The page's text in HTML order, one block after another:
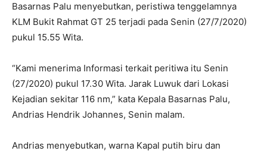
Basarnas Palu menyebutkan, peristiwa tenggelamnya
KLM Bukit Rahmat GT 25 terjadi pada Senin (27/7/2020)
pukul 15.55 Wita.
“Kami menerima Informasi terkait peritiwa itu Senin
(27/2020) pukul 17.30 Wita. Jarak Luwuk dari Lokasi
Kejadian sekitar 116 nm,” kata Kepala Basarnas Palu,
Andrias Hendrik Johannes, Senin malam.
Andrias menyebutkan, warna Kapal putih biru dan